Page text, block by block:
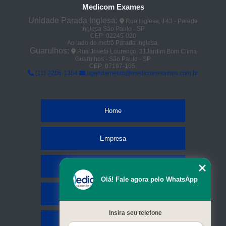
tomografia com sedação em sp Vila Curuçá
preço de tomografia dos rins Aricanduva
clínica para tomografia de abdôme Jardim Itapeva
tomografia dos rins Jardim Zaira
tomografia de abdôme em sp Parque das Américas
tomografias da face Mooca
clínica para tomografia axial Cidade Tiradentes
clínica para tomografia dos rins Piqueri
preço de tomografia da coluna lombar Maia
Medicom Exames
Unidade Parada Inglesa:
Rua Inglesa, 143 - Parada
Inglesa São Paulo - SP
CEP: 02245-020
Ao lado do metrô Parada Inglesa.
Guarulhos:
Rua Josefa Lourenço, 31Jardim Bom Clima
Guarulhos - São Paulo - SP
CEP: 07197-105.
(11) 2206-1364
agendamento@medicomexames.com.br
Home
Empresa
Contato
Olá! Fale agora pelo WhatsApp
Insira seu telefone